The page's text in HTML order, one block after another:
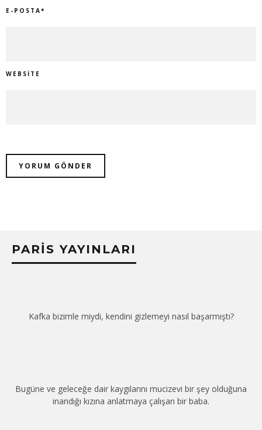
E-POSTA*
WEBSITE
PARIS YAYINLARI
Kafka bizimle miydi, kendini gizlemeyi nasıl başarmıştı?
Bugüne ve geleceğe dair kaygılarını mucizevi bir şey olduğuna
inandığı kızına anlatmaya çalışan bir baba.